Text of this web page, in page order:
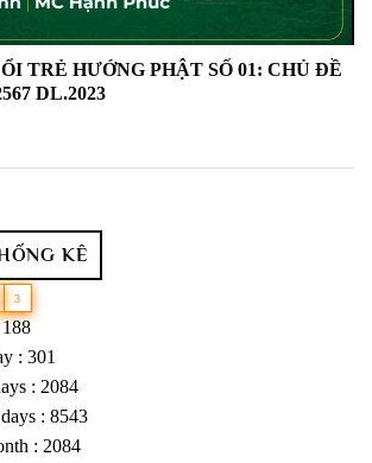
PHẬT SỰ TẢN VIÊN
TUỔI TRẺ HƯỚNG PHẬT KỲ 28: LỢI
TRẺ TỤNG KINH PHỔ MÔN CÓ LỢI ÍCH
GÌ ?
PHẬT SỰ TẢN VIÊN
TUỔI TRẺ HƯỚNG PHẬT KỲ 26: CON
PHÁT NGUYỆN ĂN CHAY NHƯNG LỠ
PHẬT SỰ TẢN VIÊN
TRẺ HƯỚNG PHẬT SỐ 01: CHỦ ĐỀ
DL.2023
KÊ
3
: 301
: 2084
: 8543
: 2084